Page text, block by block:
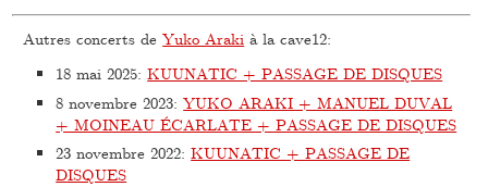
Autres concerts deYuko Araki à la cave12:
18 mai 2025:KUUNATIC + PASSAGE DE DISQUES
8 novembre 2023:YUKO ARAKI + MANUEL DUVAL
+ MOINEAU ÉCARLATE + PASSAGE DE DISQUES
23 novembre 2022:KUUNATIC + PASSAGE DE
DISQUES